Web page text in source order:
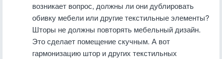
возникает вопрос, должны ли они дублировать
обивку мебели или другие текстильные элементы?
Шторы не должны повторять мебельный дизайн.
Это сделает помещение скучным. А вот
гармонизацию штор и других текстильных